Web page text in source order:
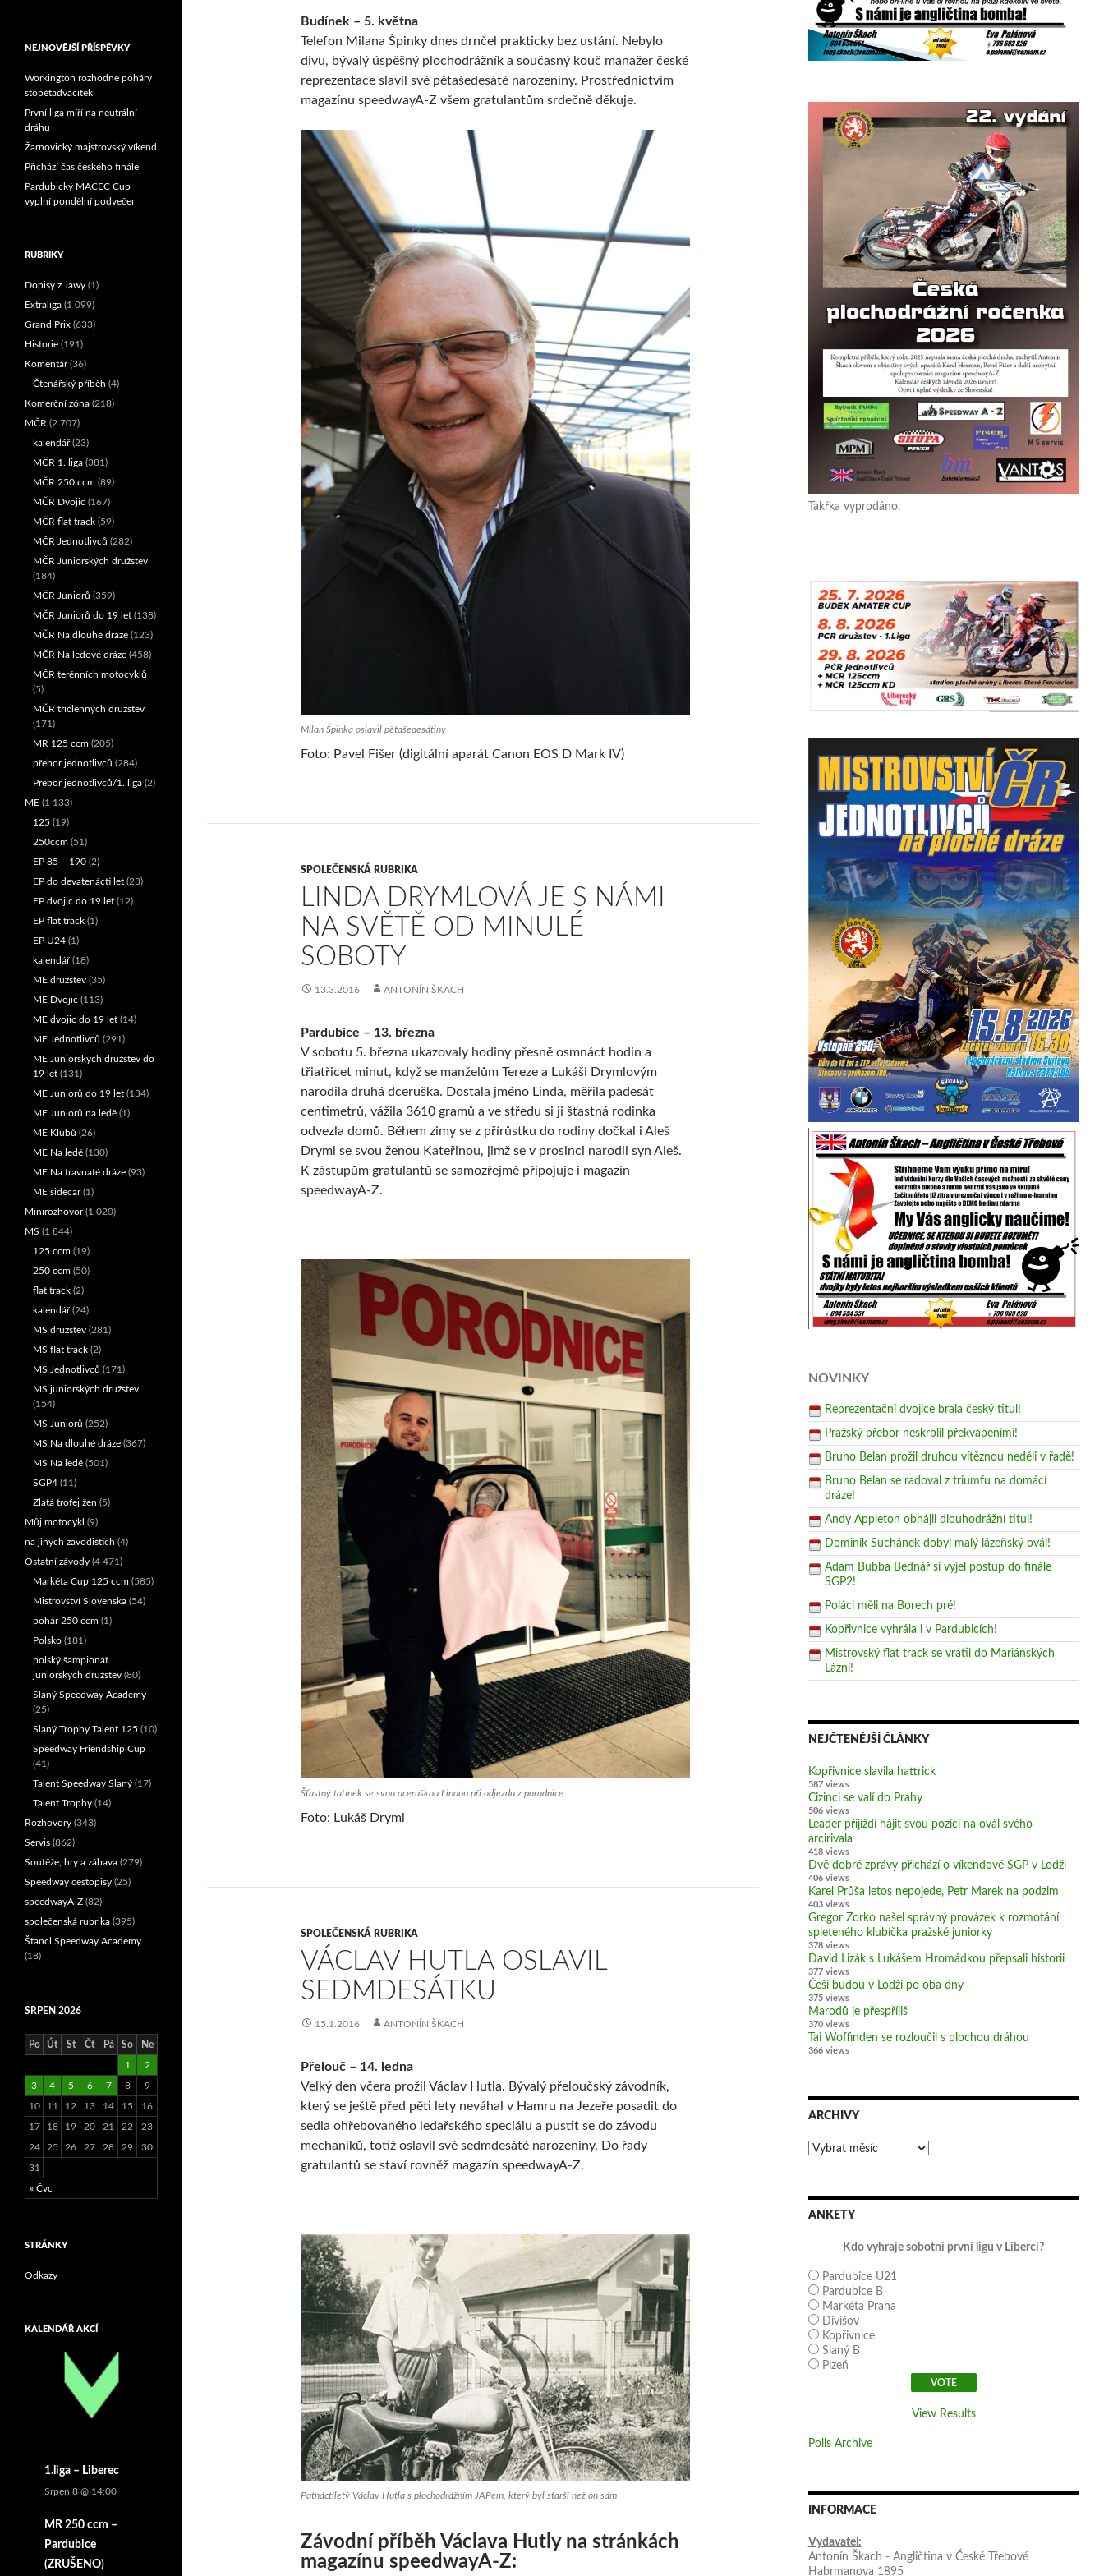
Budínek – 5. května
Telefon Milana Špinky dnes drnčel prakticky bez ustání. Nebylo
divu, bývalý úspěšný plochodrážník a současný kouč manažer české
reprezentace slavil své pětašedesáté narozeniny. Prostřednictvím
magazínu speedwayA-Z všem gratulantům srdečně děkuje.
Milan Špinka oslavil pětašedesátiny
Foto: Pavel Fišer (digitální aparát Canon EOS D Mark IV)
SPOLEČENSKÁ RUBRIKA
LINDA DRYMLOVÁ JE S NÁMI
NA SVĚTĚ OD MINULÉ
SOBOTY
13.3.2016 ANTONÍN ŠKACH
Pardubice – 13. března
V sobotu 5. března ukazovaly hodiny přesně osmnáct hodin a
třiatřicet minut, když se manželům Tereze a Lukáši Drymlovým
narodila druhá dceruška. Dostala jméno Linda, měřila padesát
centimetrů, vážila 3610 gramů a ve středu si ji šťastná rodinka
odvezla domů. Během zimy se z přírůstku do rodiny dočkal i Aleš
Dryml se svou ženou Kateřinou, jimž se v prosinci narodil syn Aleš.
K zástupům gratulantů se samozřejmě připojuje i magazín
speedwayA-Z.
Šťastný tatínek se svou dceruškou Lindou při odjezdu z porodnice
Foto: Lukáš Dryml
SPOLEČENSKÁ RUBRIKA
VÁCLAV HUTLA OSLAVIL
SEDMDESÁTKU
15.1.2016 ANTONÍN ŠKACH
Přelouč – 14. ledna
Velký den včera prožil Václav Hutla. Bývalý přeloučský závodník,
který se ještě před pěti lety neváhal v Hamru na Jezeře posadit do
sedla ohřebovaného ledařského speciálu a pustit se do závodu
mechaniků, totiž oslavil své sedmdesáté narozeniny. Do řady
gratulantů se staví rovněž magazín speedwayA-Z.
Patnáctiletý Václav Hutla s plochodrážním JAPem, který byl starší než on sám
Závodní příběh Václava Hutly na stránkách
magazínu speedwayA-Z:
Takřka vyprodáno.
NOVINKY
Reprezentační dvojice brala český titul!
Pražský přebor neskrblil překvapeními!
Bruno Belan prožil druhou vítěznou neděli v řadě!
Bruno Belan se radoval z triumfu na domácí
dráze!
Andy Appleton obhájil dlouhodrážní titul!
Dominik Suchánek dobyl malý lázeňský ovál!
Adam Bubba Bednář si vyjel postup do finále
SGP2!
Poláci měli na Borech pré!
Kopřivnice vyhrála i v Pardubicích!
Mistrovský flat track se vrátil do Mariánských
Lázní!
NEJČTENĚJŠÍ ČLÁNKY
Kopřivnice slavila hattrick
587 views
Cizinci se valí do Prahy
506 views
Leader přijíždí hájit svou pozici na ovál svého
arcirivala
418 views
Dvě dobré zprávy přichází o víkendové SGP v Lodži
406 views
Karel Průša letos nepojede, Petr Marek na podzim
403 views
Gregor Zorko našel správný provázek k rozmotání
spleteného klubíčka pražské juniorky
378 views
David Lizák s Lukášem Hromádkou přepsali historii
377 views
Češi budou v Lodži po oba dny
375 views
Marodů je přespříliš
370 views
Tai Woffinden se rozloučil s plochou dráhou
366 views
ARCHIVY
Archivy
ANKETY
Kdo vyhraje sobotní první ligu v Liberci?
Pardubice U21
Pardubice B
Markéta Praha
Divišov
Kopřivnice
Slaný B
Plzeň
View Results
Polls Archive
INFORMACE
Vydavatel:
Antonín Škach - Angličtina v České Třebové
Habrmanova 1895
NEJNOVĚJŠÍ PŘÍSPĚVKY
Workington rozhodne poháry
stopětadvacítek
První liga míří na neutrální
dráhu
Žarnovický majstrovský víkend
Přichází čas českého finále
Pardubický MACEC Cup
vyplní pondělní podvečer
RUBRIKY
Dopisy z Jawy (1)
Extraliga (1 099)
Grand Prix (633)
Historie (191)
Komentář(36)
Čtenářský příběh (4)
Komerční zóna (218)
MČR (2 707)
kalendář(23)
MČR 1. liga (381)
MČR 250 ccm (89)
MČR Dvojic (167)
MČR flat track (59)
MČR Jednotlivců (282)
MČR Juniorských družstev
(184)
MČR Juniorů (359)
MČR Juniorů do 19 let (138)
MČR Na dlouhé dráze (123)
MČR Na ledové dráze (458)
MČR terénních motocyklů
(5)
MČR tříčlenných družstev
(171)
MR 125 ccm (205)
přebor jednotlivců (284)
Přebor jednotlivců/1. liga (2)
ME (1 133)
125 (19)
250ccm (51)
EP 85 – 190 (2)
EP do devatenácti let (23)
EP dvojic do 19 let (12)
EP flat track (1)
EP U24 (1)
kalendář(18)
ME družstev (35)
ME Dvojic (113)
ME dvojic do 19 let (14)
ME Jednotlivců (291)
ME Juniorských družstev do
19 let (131)
ME Juniorů do 19 let (134)
ME Juniorů na ledě (1)
ME Klubů (26)
ME Na ledě (130)
ME Na travnaté dráze (93)
ME sidecar(1)
Minirozhovor(1 020)
MS (1 844)
125 ccm (19)
250 ccm (50)
flat track (2)
kalendář(24)
MS družstev (281)
MS flat track (2)
MS Jednotlivců (171)
MS juniorských družstev
(154)
MS Juniorů (252)
MS Na dlouhé dráze (367)
MS Na ledě (501)
SGP4 (11)
Zlatá trofej žen (5)
Můj motocykl (9)
na jiných závodištích (4)
Ostatní závody (4 471)
Markéta Cup 125 ccm (585)
Mistrovství Slovenska (54)
pohár 250 ccm (1)
Polsko (181)
polský šampionát
juniorských družstev (80)
Slaný Speedway Academy
(25)
Slaný Trophy Talent 125 (10)
Speedway Friendship Cup
(41)
Talent Speedway Slaný (17)
Talent Trophy (14)
Rozhovory (343)
Servis (862)
Soutěže, hry a zábava (279)
Speedway cestopisy (25)
speedwayA-Z (82)
společenská rubrika (395)
Štancl Speedway Academy
(18)
SRPEN 2026
Po Út St Čt Pá So Ne
« Čvc
1 2
3 4 5 6 7 8 9
10 11 12 13 14 15 16
17 18 19 20 21 22 23
24 25 26 27 28 29 30
31
STRÁNKY
Odkazy
KALENDÁŘ AKCÍ
1.liga – Liberec
Srpen 8 @ 14:00
MR 250 ccm –
Pardubice
(ZRUŠENO)